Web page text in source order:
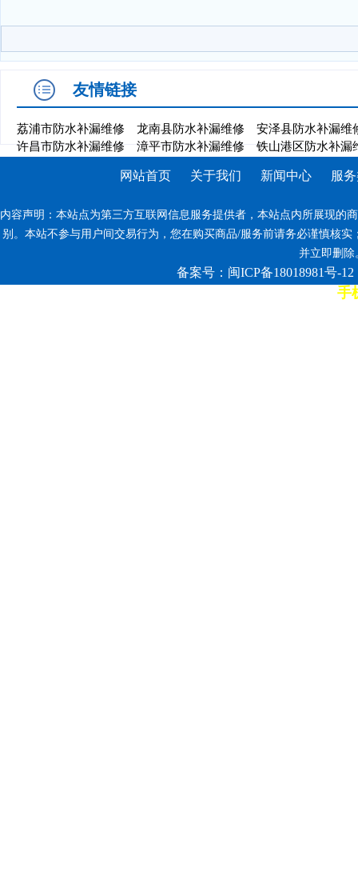
友情链接
荔浦市防水补漏维修 龙南县防水补漏维修
安泽县防水补漏维
许昌市防水补漏维修
漳平市防水补漏维修 铁山港区防水补漏
网站首页 关于我们 新闻中心 服
内容声明：本站点为第三方互联网信息服务提供者，本站点内所展现的
别。本站不参与用户间交易行为，您在购买商品/服务前请务必谨慎核
并立即删除
备案号：闽ICP备18018981号-12
7*12小时客服热线: 康师傅手